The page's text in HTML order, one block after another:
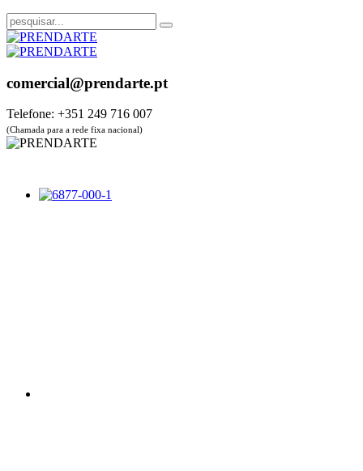
comercial@prendarte.pt
Telefone: +351 249 716 007
(Chamada para a rede fixa nacional)